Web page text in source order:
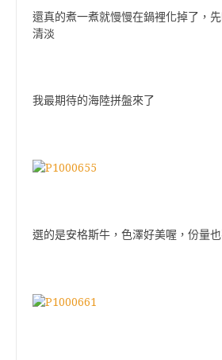
還真的煮一煮就慢慢在鍋裡化掉了，
清淡
我最期待的海陸拼盤來了
選的是安格斯牛，色澤好美喔，份量